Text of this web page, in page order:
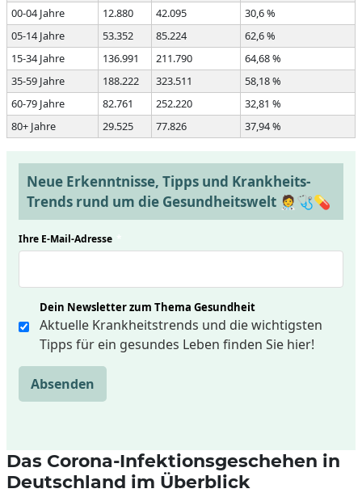
00-04 Jahre
12.880 42.095
30,6 %
05-14 Jahre
53.352 85.224
62,6 %
15-34 Jahre
136.991 211.790
64,68 %
35-59 Jahre
188.222 323.511
58,18 %
60-79 Jahre
82.761 252.220
32,81 %
80+ Jahre
29.525 77.826 37,94 %
Neue Erkenntnisse, Tipps und Krankheits-
Trends rund um die Gesundheitswelt 🧑‍⚕️🩺💊
Ihre E-Mail-Adresse
Dein Newsletter zum Thema Gesundheit
Aktuelle Krankheitstrends und die wichtigsten
Tipps für ein gesundes Leben finden Sie hier!
Absenden
Das Corona-Infektionsgeschehen in
Deutschland im Überblick